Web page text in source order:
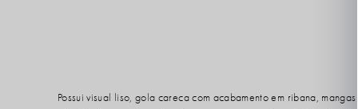
Possui visual liso, gola careca com acabamento em ribana,